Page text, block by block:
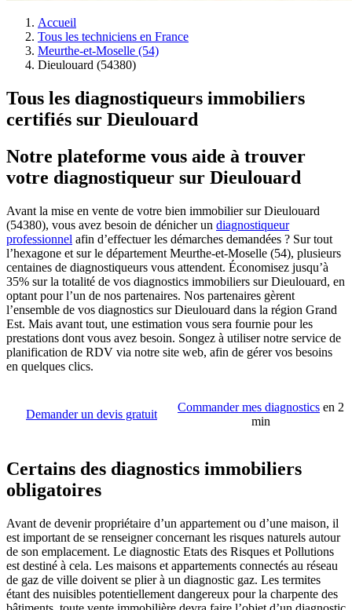
Accueil
Tous les techniciens en France
Meurthe-et-Moselle (54)
Dieulouard (54380)
Tous les diagnostiqueurs immobiliers
certifiés sur Dieulouard
Notre plateforme vous aide à trouver
votre diagnostiqueur sur Dieulouard
Avant la mise en vente de votre bien immobilier sur Dieulouard
(54380), vous avez besoin de dénicher un diagnostiqueur
professionnel afin d’effectuer les démarches demandées ? Sur tout
l’hexagone et sur le département Meurthe-et-Moselle (54), plusieurs
centaines de diagnostiqueurs vous attendent. Économisez jusqu’à
35% sur la totalité de vos diagnostics immobiliers sur Dieulouard, en
optant pour l’un de nos partenaires. Nos partenaires gèrent
l’ensemble de vos diagnostics sur Dieulouard dans la région Grand
Est. Mais avant tout, une estimation vous sera fournie pour les
prestations dont vous avez besoin. Songez à utiliser notre service de
planification de RDV via notre site web, afin de gérer vos besoins
en quelques clics.
Demander un devis gratuit
Commander mes diagnostics en 2
min
Certains des diagnostics immobiliers
obligatoires
Avant de devenir propriétaire d’un appartement ou d’une maison, il
est important de se renseigner concernant les risques naturels autour
de son emplacement. Le diagnostic Etats des Risques et Pollutions
est destiné à cela. Les maisons et appartements connectés au réseau
de gaz de ville doivent se plier à un diagnostic gaz. Les termites
étant des nuisibles potentiellement dangereux pour la charpente des